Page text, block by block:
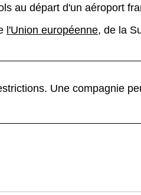
au départ d'un aéroport
l'Union européenne, de la
Une compagnie